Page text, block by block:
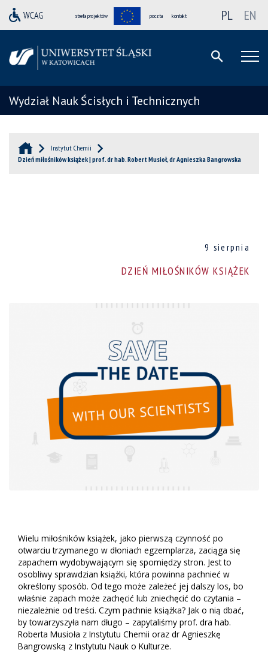
strefa projektów poczta kontakt PL EN
Wydział Nauk Ścisłych i Technicznych
Instytut Chemii
Dzień miłośników książek | prof. dr hab. Robert Musioł, dr Agnieszka Bangrowska
9 sierpnia
DZIEŃ MIŁOŚNIKÓW KSIĄŻEK
Wielu miłośników książek, jako pierwszą czynność po
otwarciu trzymanego w dłoniach egzemplarza, zaciąga się
zapachem wydobywającym się spomiędzy stron. Jest to
osobliwy sprawdzian książki, która powinna pachnieć w
określony sposób. Od tego może zależeć jej dalszy los, bo
właśnie zapach może zachęcić lub zniechęcić do czytania –
niezależnie od treści. Czym pachnie książka? Jak o nią dbać,
by towarzyszyła nam długo – zapytaliśmy prof. dra hab.
Roberta Musioła z Instytutu Chemii oraz dr Agnieszkę
Bangrowską z Instytutu Nauk o Kulturze.